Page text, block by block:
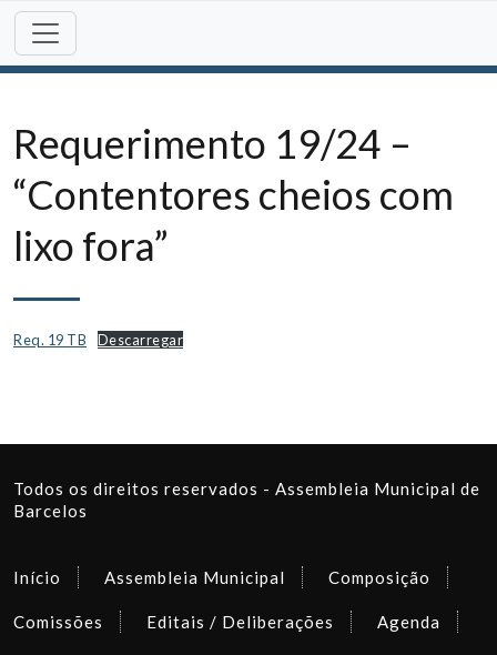
Skip
content
Requerimento 19/24 –
“Contentores cheios com
lixo fora”
Req. 19 TB Descarregar
Todos os direitos reservados - Assembleia Municipal de
Barcelos
Início Assembleia Municipal Composição
Comissões Editais / Deliberações Agenda